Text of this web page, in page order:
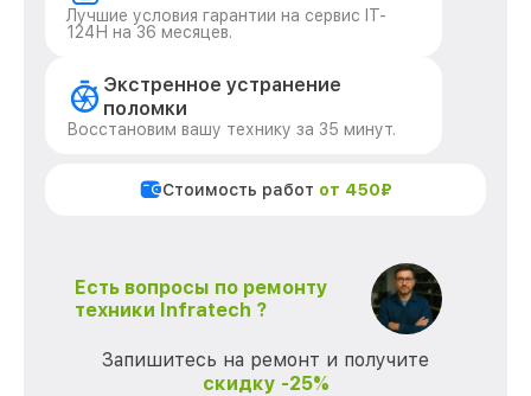
Лучшие условия гарантии на сервис IT-
124Н на 36 месяцев.
Экстренное устранение
поломки
Восстановим вашу технику за 35 минут.
Стоимость работ от 450₽
Есть вопросы по ремонту
техники Infratech ?
Запишитесь на ремонт и получите
скидку -25%